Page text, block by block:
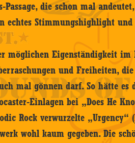
Passage, die schon mal
echtes Stimmungshighlight
möglichen Eigenständigkeit
und Freiheiten,
mal gönnen darf. So hätte
Einlagen bei „Does He
Rock verwurzelte „Urgency“ (
wohl kaum gegeben. Die